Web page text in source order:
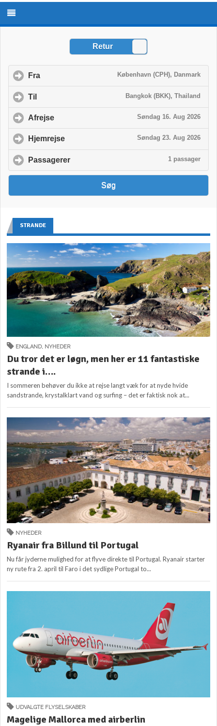
STRANDE
ENGLAND, NYHEDER
Du tror det er løgn, men her er 11 fantastiske
strande i….
I sommeren behøver du ikke at rejse langt væk for at nyde hvide
sandstrande, krystalklart vand og surfing – det er faktisk nok at...
NYHEDER
Ryanair fra Billund til Portugal
Nu får jyderne mulighed for at flyve direkte til Portugal. Ryanair starter
ny rute fra 2. april til Faro i det sydlige Portugal to...
UDVALGTE FLYSELSKABER
Magelige Mallorca med airberlin